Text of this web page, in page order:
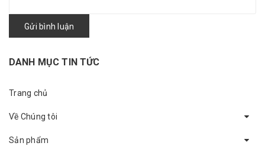
Gửi bình luận
DANH MỤC TIN TỨC
Trang chủ
Về Chúng tôi
Sản phẩm